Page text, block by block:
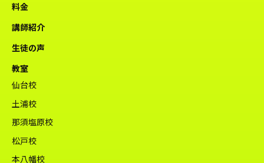
料金
講師紹介
生徒の声
教室
仙台校
土浦校
那須塩原校
松戸校
本八幡校